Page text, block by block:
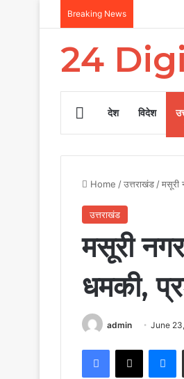
Breaking News
24
Homeदेश विदेश
Home /उत्तराखंड /मसूरी
उत्तराखंड
मसूरी
धमकी,
admin June
Facebook
X